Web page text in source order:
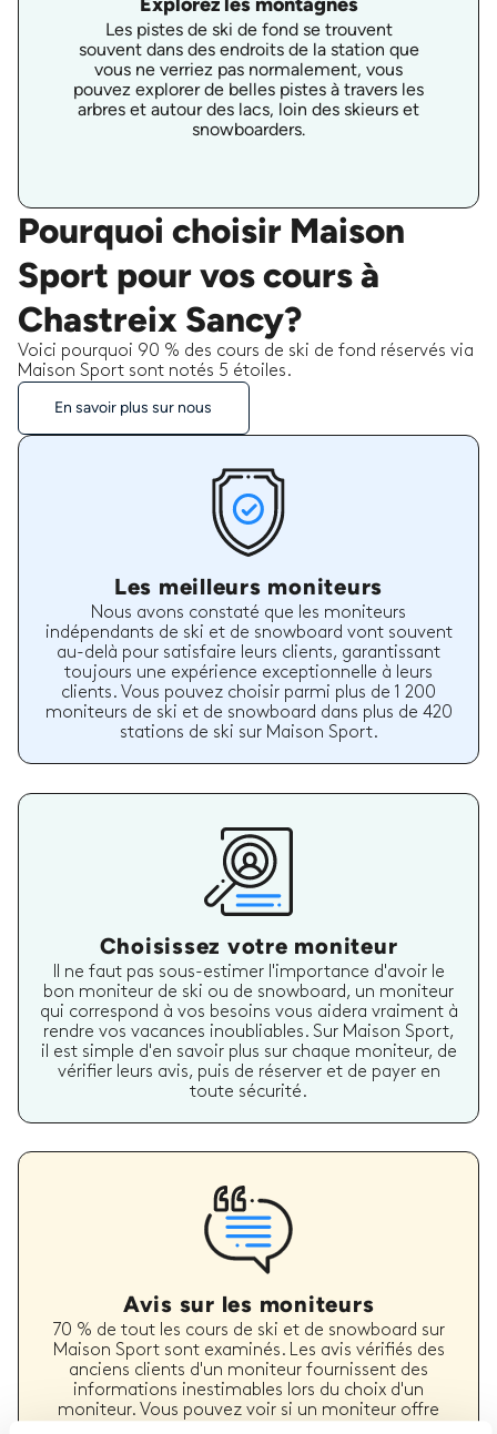
Les pistes de ski de fond se trouvent
souvent dans des endroits de la station que
vous ne verriez pas normalement, vous
pouvez explorer de belles pistes à travers les
arbres et autour des lacs, loin des skieurs et
snowboarders.
Pourquoi choisir Maison
Sport pour vos cours à
Chastreix Sancy?
Voici pourquoi 90 % des cours de ski de fond réservés via
Maison Sport sont notés 5 étoiles.
En savoir plus sur nous
Les meilleurs moniteurs
Nous avons constaté que les moniteurs
indépendants de ski et de snowboard vont souvent
au-delà pour satisfaire leurs clients, garantissant
toujours une expérience exceptionnelle à leurs
clients. Vous pouvez choisir parmi plus de 1 200
moniteurs de ski et de snowboard dans plus de 420
stations de ski sur Maison Sport.
Choisissez votre moniteur
Il ne faut pas sous-estimer l'importance d'avoir le
bon moniteur de ski ou de snowboard, un moniteur
qui correspond à vos besoins vous aidera vraiment à
rendre vos vacances inoubliables. Sur Maison Sport,
il est simple d'en savoir plus sur chaque moniteur, de
vérifier leurs avis, puis de réserver et de payer en
toute sécurité.
Avis sur les moniteurs
70 % de tout les cours de ski et de snowboard sur
Maison Sport sont examinés. Les avis vérifiés des
anciens clients d'un moniteur fournissent des
informations inestimables lors du choix d'un
moniteur. Vous pouvez voir si un moniteur offre